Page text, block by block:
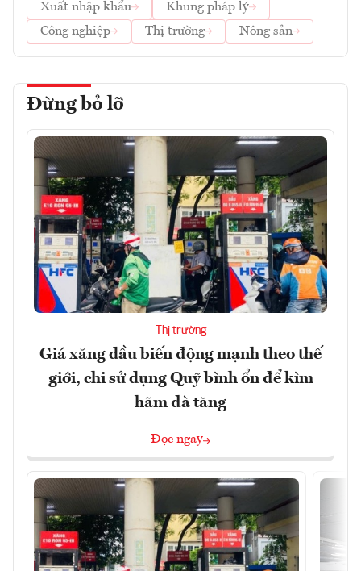
Xuất nhập khẩu
Khung pháp lý
Công nghiệp
Thị trường Nông sản
Đừng bỏ lỡ
Thị trường
Giá xăng dầu biến động mạnh theo thế
giới, chi sử dụng Quỹ bình ổn để kìm
hãm đà tăng
Đọc ngay